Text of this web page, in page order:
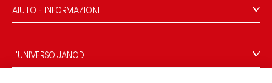
AIUTO E INFORMAZIONI
Domande Frequenti
Contatti
L'UNIVERSO JANOD